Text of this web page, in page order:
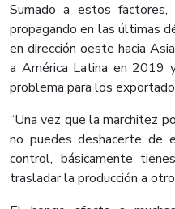
Sumado a estos
propagando en las últimas
en dirección oeste hacia
a América Latina en 2019
problema para los
“Una vez que la marchitez
no puedes deshacerte de
control, básicamente
trasladar la producción a